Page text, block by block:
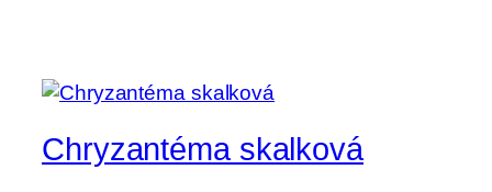
Chryzantéma skalková